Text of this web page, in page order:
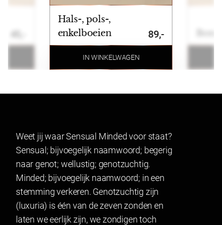
Wij ondersteunen de volgende betaalmogelijkheden:
Ideal, Bancontact, Klarna, Credit card, Paypal en
gebruik van onze retourformulier. In verband met
hygiëne kunnen producten waarvan het zegel
verbroken is niet geretourneerd worden. Dit geldt ook
voor gesealde artikelen.
Lingerie mag gepast worden en indien het niet past
geretourneerd worden.
45,-
Hals-, pols-,
enkelboeien
89,-
IN WINKELWAGEN
Weet jij waar Sensual Minded voor staat?
Sensual; bijvoegelijk naamwoord; begerig
naar genot; wellustig; genotzuchtig.
Minded; bijvoegelijk naamwoord; in een
stemming verkeren. Genotzuchtig zijn
(luxuria) is één van de zeven zonden en
laten we eerlijk zijn, we zondigen toch